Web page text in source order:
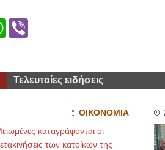
WhatsApp
Τελευταίες ειδήσεις
ΟΙΚΟΝΟΜΙΑ
καταγράφονται οι
των κατοίκων της